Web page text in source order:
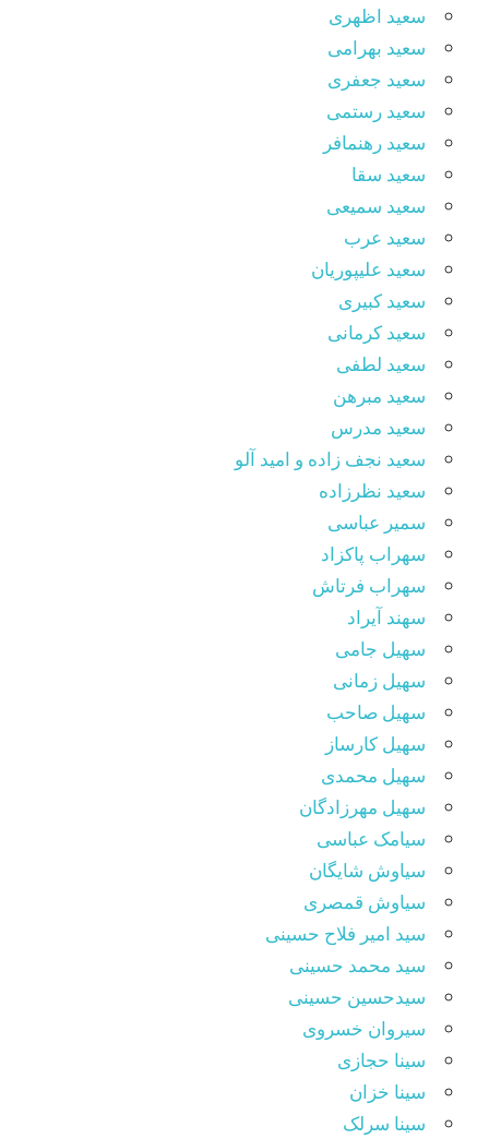
سعید اظهری
سعید بهرامی
سعید جعفری
سعید رستمی
سعید رهنمافر
سعید سقا
سعید سمیعی
سعید عرب
سعید علیپوریان
سعید کبیری
سعید کرمانی
سعید لطفی
سعید مبرهن
سعید مدرس
سعید نجف زاده و امید آلو
سعید نظرزاده
سمیر عباسی
سهراب پاکزاد
سهراب فرتاش
سهند آیراد
سهیل جامی
سهیل زمانی
سهیل صاحب
سهیل کارساز
سهیل محمدی
سهیل مهرزادگان
سیامک عباسی
سیاوش شایگان
سیاوش قمصری
سید امیر فلاح حسینی
سید محمد حسینی
سیدحسین حسینی
سیروان خسروی
سینا حجازی
سینا خزان
سینا سرلک